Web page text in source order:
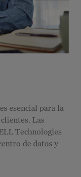
esencial para la
Las
Technologies
de datos y